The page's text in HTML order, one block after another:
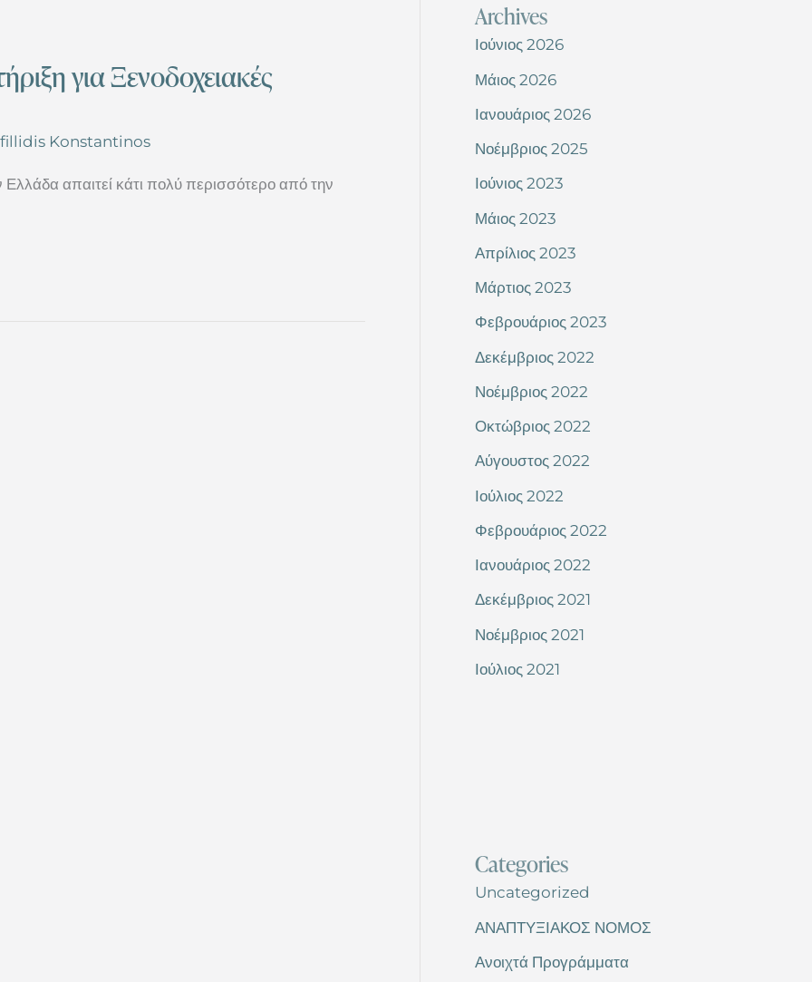
για Ξενοδοχειακές
Konstantinos
Ελλάδα απαιτεί κάτι πολύ περισσότερο από την
Archives
Ιούνιος 2026
Μάιος 2026
Ιανουάριος 2026
Νοέμβριος 2025
Ιούνιος 2023
Μάιος 2023
Απρίλιος 2023
Μάρτιος 2023
Φεβρουάριος 2023
Δεκέμβριος 2022
Νοέμβριος 2022
Οκτώβριος 2022
Αύγουστος 2022
Ιούλιος 2022
Φεβρουάριος 2022
Ιανουάριος 2022
Δεκέμβριος 2021
Νοέμβριος 2021
Ιούλιος 2021
Categories
Uncategorized
ΑΝΑΠΤΥΞΙΑΚΟΣ ΝΟΜΟΣ
Ανοιχτά Προγράμματα